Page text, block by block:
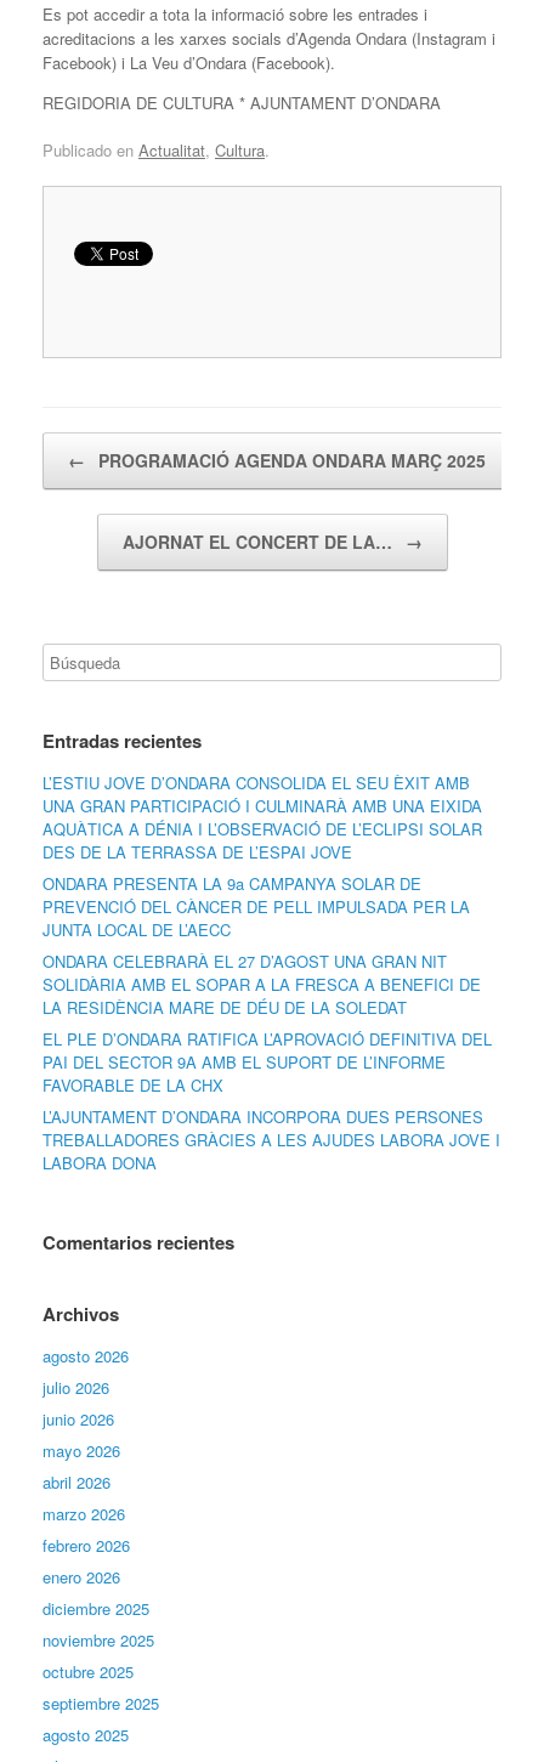
Es pot accedir a tota la informació sobre les entrades i
acreditacions a les xarxes socials d’Agenda Ondara (Instagram i
Facebook) i La Veu d’Ondara (Facebook).
REGIDORIA DE CULTURA * AJUNTAMENT D’ONDARA
Publicado en Actualitat, Cultura.
← PROGRAMACIÓ AGENDA ONDARA MARÇ 2025
AJORNAT EL CONCERT DE LA… →
Entradas recientes
L’ESTIU JOVE D’ONDARA CONSOLIDA EL SEU ÈXIT AMB
UNA GRAN PARTICIPACIÓ I CULMINARÀ AMB UNA EIXIDA
AQUÀTICA A DÉNIA I L’OBSERVACIÓ DE L’ECLIPSI SOLAR
DES DE LA TERRASSA DE L’ESPAI JOVE
ONDARA PRESENTA LA 9a CAMPANYA SOLAR DE
PREVENCIÓ DEL CÀNCER DE PELL IMPULSADA PER LA
JUNTA LOCAL DE L’AECC
ONDARA CELEBRARÀ EL 27 D’AGOST UNA GRAN NIT
SOLIDÀRIA AMB EL SOPAR A LA FRESCA A BENEFICI DE
LA RESIDÈNCIA MARE DE DÉU DE LA SOLEDAT
EL PLE D’ONDARA RATIFICA L’APROVACIÓ DEFINITIVA DEL
PAI DEL SECTOR 9A AMB EL SUPORT DE L’INFORME
FAVORABLE DE LA CHX
L’AJUNTAMENT D’ONDARA INCORPORA DUES PERSONES
TREBALLADORES GRÀCIES A LES AJUDES LABORA JOVE I
LABORA DONA
Comentarios recientes
Archivos
agosto 2026
julio 2026
junio 2026
mayo 2026
abril 2026
marzo 2026
febrero 2026
enero 2026
diciembre 2025
noviembre 2025
octubre 2025
septiembre 2025
agosto 2025